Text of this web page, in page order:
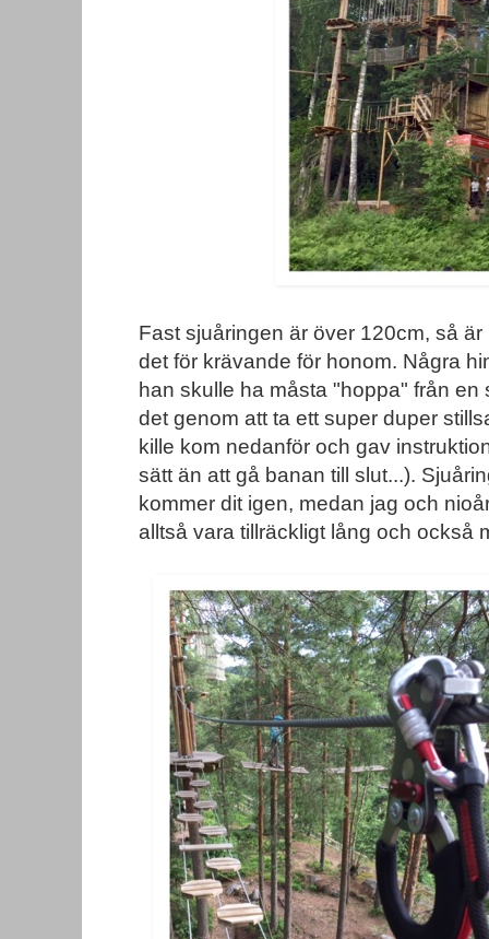
Fast sjuåringen är över 120cm, så
det för krävande för honom. Några
han skulle ha måsta "hoppa" från
det genom att ta ett super duper
kille kom nedanför och gav
sätt än att gå banan till slut...).
kommer dit igen, medan jag och
alltså vara tillräckligt lång och också